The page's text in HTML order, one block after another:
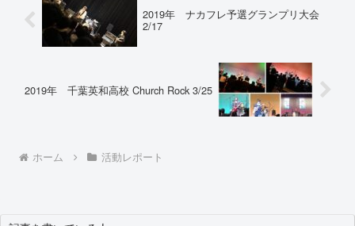
2019年 ナカフレ予選グランプリ大会
2/17
2019年 千葉英和高校 Church Rock 3/25
ホーム 活動レポート